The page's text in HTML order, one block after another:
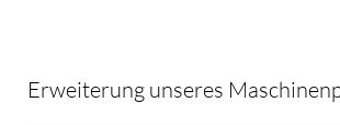
Erweiterung unseres